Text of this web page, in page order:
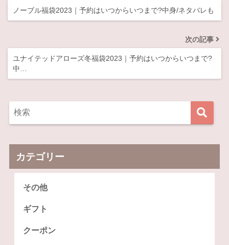
ノーブル福袋2023｜予約はいつからいつまで?中身/ネタバレも
次の記事
ユナイテッドアローズ冬福袋2023｜予約はいつからいつまで?
中…
カテゴリー
その他
ギフト
クーポン